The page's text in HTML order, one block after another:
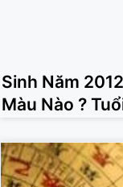
Sinh Năm
Màu Nào ?